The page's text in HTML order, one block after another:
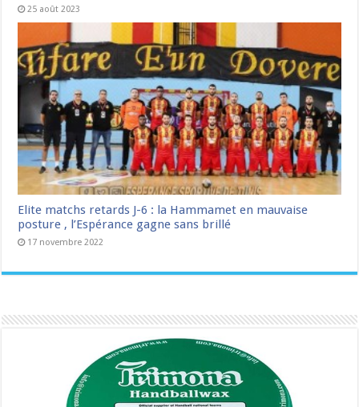
25 août 2023
Elite matchs retards J-6 : la Hammamet en mauvaise
posture , l’Espérance gagne sans brillé
17 novembre 2022